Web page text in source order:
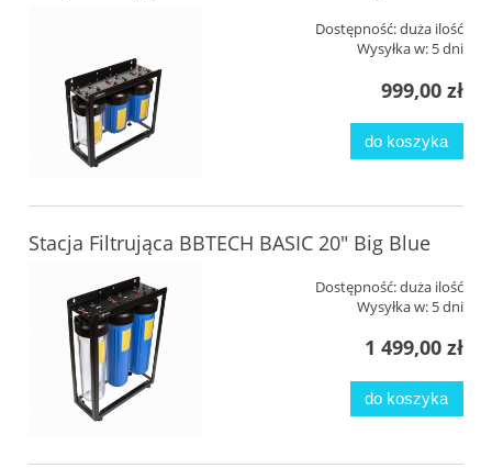
Dostępność:duża ilość
Wysyłka w: 5 dni
999,00 zł
do koszyka
Stacja Filtrująca BBTECH BASIC 20" Big Blue
Dostępność:duża ilość
Wysyłka w: 5 dni
1 499,00 zł
do koszyka